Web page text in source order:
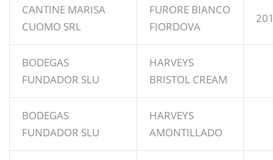
CANTINE MARISA
CUOMO SRL
FURORE BIANCO
FIORDOVA
BODEGAS
FUNDADOR SLU
HARVEYS
BRISTOL CREAM
BODEGAS
FUNDADOR SLU
HARVEYS
AMONTILLADO